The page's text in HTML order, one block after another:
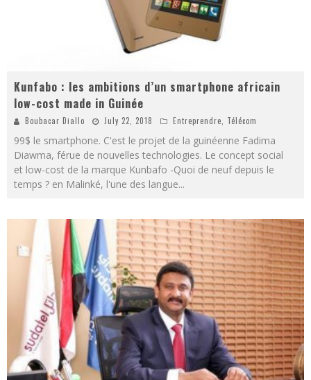
Kunfabo : les ambitions d’un smartphone africain
low-cost made in Guinée
Boubacar Diallo July 22, 2018 Entreprendre Télécom
99$ le smartphone. C'est le projet de la guinéenne Fadima
Diawma, férue de nouvelles technologies. Le concept social
et low-cost de la marque Kunbafo -Quoi de neuf depuis le
temps ? en Malinké, l'une des langue...